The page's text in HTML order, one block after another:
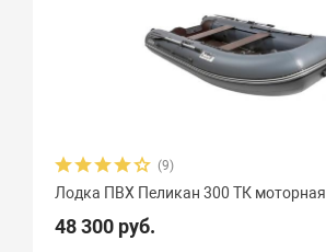
(9)
Лодка ПВХ Пеликан 300 ТК моторная
48 300 руб.